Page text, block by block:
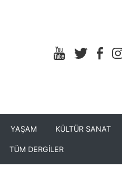
YAŞAM KÜLTÜR SANAT
TÜM DERGİLER